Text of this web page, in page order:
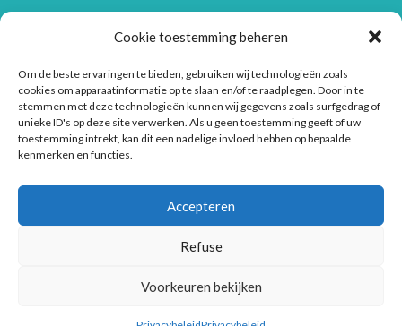
Cookie toestemming beheren
Om de beste ervaringen te bieden, gebruiken wij technologieën zoals
cookies om apparaatinformatie op te slaan en/of te raadplegen. Door in te
stemmen met deze technologieën kunnen wij gegevens zoals surfgedrag of
unieke ID's op deze site verwerken. Als u geen toestemming geeft of uw
toestemming intrekt, kan dit een nadelige invloed hebben op bepaalde
kenmerken en functies.
Accepteren
Refuse
Voorkeuren bekijken
1130 Brussel
+32 2 410 06 65
info@repropp.be
© 2026 |C.V.B.A. Repro PP S.C.R.L.
Powered by